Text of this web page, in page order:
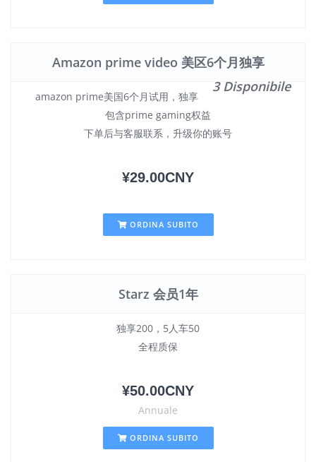
Amazon prime video 美区6个月独享
3 Disponibile
amazon prime美国6个月试用，独享
包含prime gaming权益
下单后与客服联系，升级你的账号
¥29.00CNY
ORDINA SUBITO
Starz 会员1年
独享200，5人车50
全程质保
¥50.00CNY
Annuale
ORDINA SUBITO